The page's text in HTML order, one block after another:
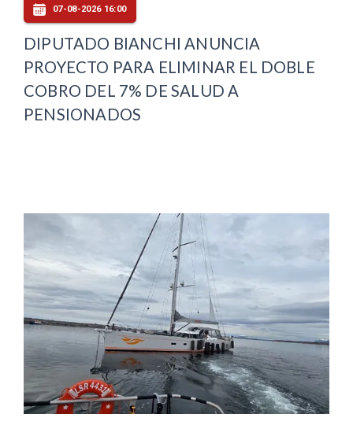
07-08-2026 16:00
DIPUTADO BIANCHI ANUNCIA
PROYECTO PARA ELIMINAR EL DOBLE
COBRO DEL 7% DE SALUD A
PENSIONADOS